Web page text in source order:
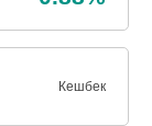
Кешбек